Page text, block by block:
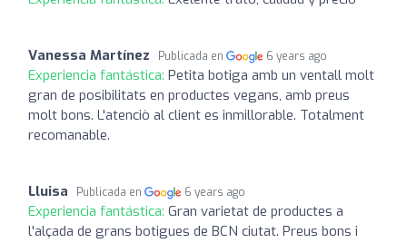
Vanessa Martínez Publicada en 6 years ago
Experiencia fantástica: Petita botiga amb un ventall molt
gran de posibilitats en productes vegans, amb preus
molt bons. L'atenciò al client es inmillorable. Totalment
recomanable.
Lluisa Publicada en 6 years ago
Experiencia fantástica: Gran varietat de productes a
l'alçada de grans botigues de BCN ciutat. Preus bons i